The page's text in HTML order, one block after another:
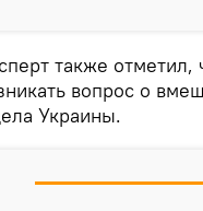
также отметил,
вопрос о
Украины.